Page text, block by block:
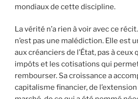
mondiaux de cette discipline.
La vérité n’a rien à voir avec ce
n’est pas une malédiction. Elle est
aux créanciers de l’État, pas à ceux
impôts et les cotisations qui
rembourser. Sa croissance a
capitalisme financier, de